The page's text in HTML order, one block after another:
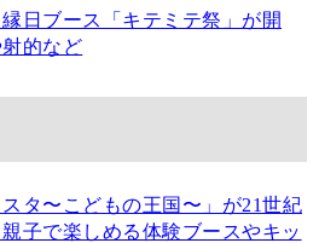
日ブース「キテミテ祭」が開
的など
スタ〜こどもの王国〜」が21世紀
子で楽しめる体験ブースやキッ